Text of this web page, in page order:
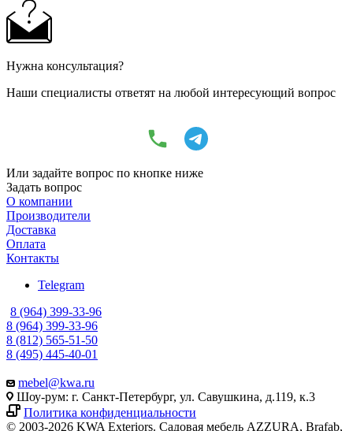
Нужна консультация?
Наши специалисты ответят на любой интересующий вопрос
Или задайте вопрос по кнопке ниже
Задать вопрос
О компании
Производители
Доставка
Оплата
Контакты
Telegram
8 (964) 399-33-96
8 (964) 399-33-96
8 (812) 565-51-50
8 (495) 445-40-01
mebel@kwa.ru
Шоу-рум: г. Санкт-Петербург, ул. Савушкина, д.119, к.3
Политика конфиденциальности
© 2003-2026 KWA Exteriors. Садовая мебель AZZURA, Brafab,